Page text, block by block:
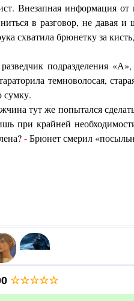
Внезапная информация
в разговор, не давая и
схватила брюнетку за
подразделения
темноволосая,
сумку.
тут же попытался
при крайней
-Брюнет смерил
☆☆☆☆☆